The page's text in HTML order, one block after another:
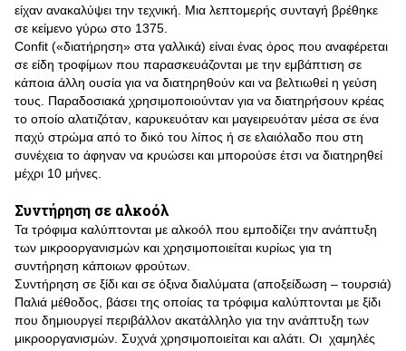
είχαν ανακαλύψει την τεχνική. Μια λεπτομερής συνταγή βρέθηκε
σε κείμενο γύρω στο 1375.
Confit («διατήρηση» στα γαλλικά) είναι ένας όρος που αναφέρεται
σε είδη τροφίμων που παρασκευάζονται με την εμβάπτιση σε
κάποια άλλη ουσία για να διατηρηθούν και να βελτιωθεί η γεύση
τους. Παραδοσιακά χρησιμοποιούνταν για να διατηρήσουν κρέας
το οποίο αλατιζόταν, καρυκευόταν και μαγειρευόταν μέσα σε ένα
παχύ στρώμα από το δικό του λίπος ή σε ελαιόλαδο που στη
συνέχεια το άφηναν να κρυώσει και μπορούσε έτσι να διατηρηθεί
μέχρι 10 μήνες.
Συντήρηση σε αλκοόλ
Τα τρόφιμα καλύπτονται με αλκοόλ που εμποδίζει την ανάπτυξη
των μικροοργανισμών και χρησιμοποιείται κυρίως για τη
συντήρηση κάποιων φρούτων.
Συντήρηση σε ξίδι και σε όξινα διαλύματα (αποξείδωση – τουρσιά)
Παλιά μέθοδος, βάσει της οποίας τα τρόφιμα καλύπτονται με ξίδι
που δημιουργεί περιβάλλον ακατάλληλο για την ανάπτυξη των
μικροοργανισμών. Συχνά χρησιμοποιείται και αλάτι. Οι χαμηλές